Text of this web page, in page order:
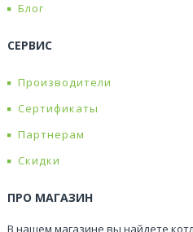
Блог
СЕРВИС
Производители
Сертификаты
Партнерам
Скидки
ПРО МАГАЗИН